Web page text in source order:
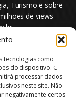
tecnologias como
do dispositivo. O
processar dados
neste site. Não
negativamente certos
Turismo e sobre
de views